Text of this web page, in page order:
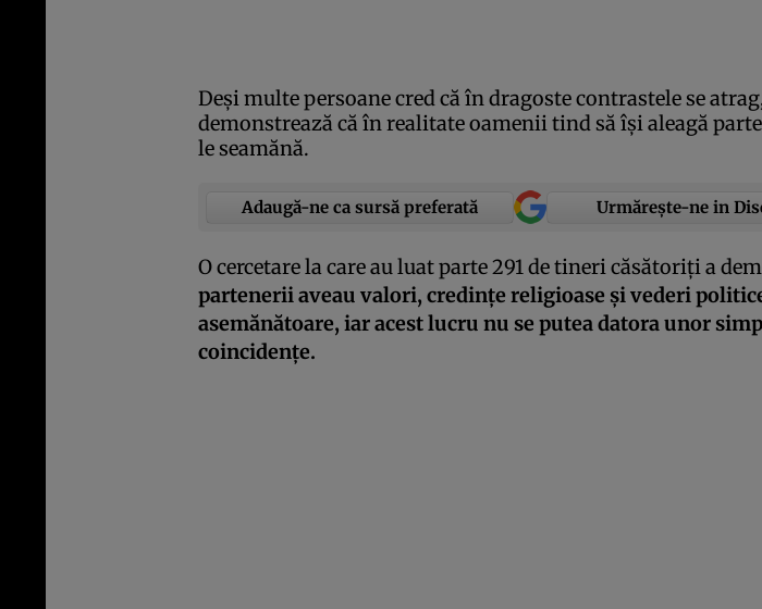
Deşi multe persoane cred că în dragoste contrastele se
demonstrează că în realitate oamenii tind să îşi aleagă
le seamănă.
Adaugă-ne ca sursă preferată Urmărește-ne in
O cercetare la care au luat parte 291 de tineri căsătoriţi a
partenerii aveau valori, credinţe religioase şi vederi
asemănătoare, iar acest lucru nu se putea datora unor
coincidenţe.